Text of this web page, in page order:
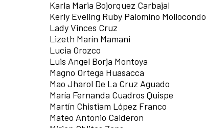
Karla Maria Bojorquez Carbajal
Kerly Eveling Ruby Palomino Mollocondo
Lady Vinces Cruz
Lizeth Marín Mamani
Lucia Orozco
Luis Angel Borja Montoya
Magno Ortega Huasacca
Mao Jharol De La Cruz Aguado
María Fernanda Cuadros Quispe
Martín Chistiam López Franco
Mateo Antonio Calderon